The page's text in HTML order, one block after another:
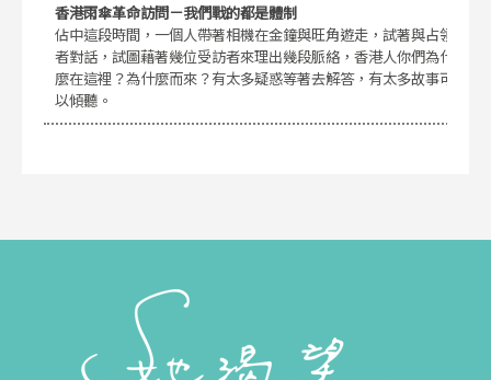
香港雨傘革命訪問－我們戰的都是體制
佔中這段時間，一個人帶著相機在金鐘與旺角遊走，試著與占領
者對話，試圖藉著幾位受訪者來理出幾段脈絡，香港人你們為什
麼在這裡？為什麼而來？有太多疑惑等著去解答，有太多故事可
以傾聽。